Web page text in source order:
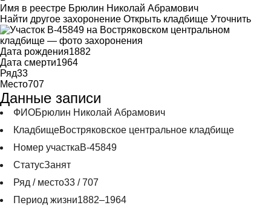
Имя в реестре Брюлин Николай Абрамович
Найти другое захоронение Открыть кладбище Уточнить
Дата рождения1882
Дата смерти1964
Ряд33
Место707
Данные записи
ФИОБрюлин Николай Абрамович
КладбищеВостряковское центральное кладбище
Номер участкаВ-45849
СтатусЗанят
Ряд / место33 / 707
Период жизни1882–1964